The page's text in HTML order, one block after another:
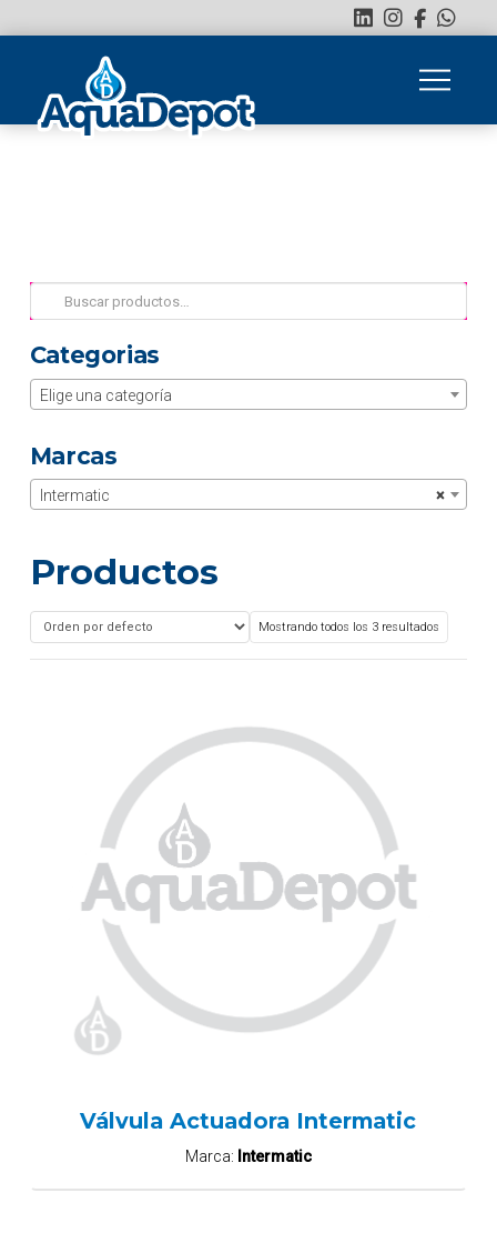
Buscar
por:
Categorias
Elige una categoría
Marcas
×
Intermatic
Productos
Mostrando todos los 3 resultados
Válvula Actuadora Intermatic
Marca: Intermatic